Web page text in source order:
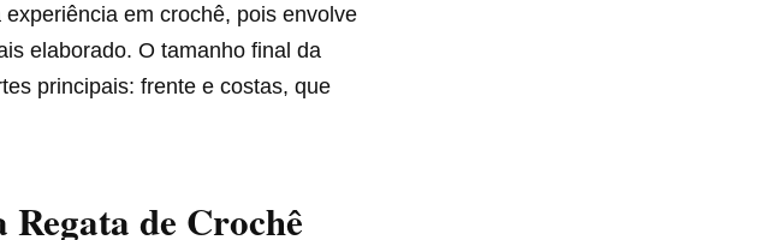
em crochê, pois envolve
elaborado. O tamanho final da
principais: frente e costas, que
de Crochê